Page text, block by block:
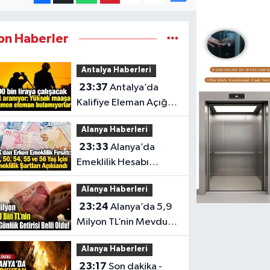
Haberler
Antalya Haberleri
23:37 Antalya’da
Kalifiye Eleman Açığı
Sektörleri Zorluyor
Alanya Haberleri
23:33 Alanya’da
Emeklilik Hesabı
Yapanlar İçin Kritik Yaş
Şartları
Alanya Haberleri
23:24 Alanya’da 5,9
Milyon TL’nin Mevduat
Getirisi
Alanya Haberleri
23:17 Son dakika -